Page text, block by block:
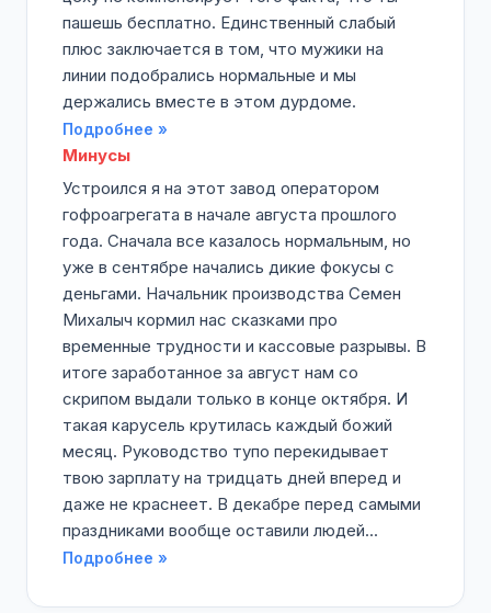
пашешь бесплатно. Единственный слабый
плюс заключается в том, что мужики на
линии подобрались нормальные и мы
держались вместе в этом дурдоме.
Подробнее »
Минусы
Устроился я на этот завод оператором
гофроагрегата в начале августа прошлого
года. Сначала все казалось нормальным, но
уже в сентябре начались дикие фокусы с
деньгами. Начальник производства Семен
Михалыч кормил нас сказками про
временные трудности и кассовые разрывы. В
итоге заработанное за август нам со
скрипом выдали только в конце октября. И
такая карусель крутилась каждый божий
месяц. Руководство тупо перекидывает
твою зарплату на тридцать дней вперед и
даже не краснеет. В декабре перед самыми
праздниками вообще оставили людей...
Подробнее »